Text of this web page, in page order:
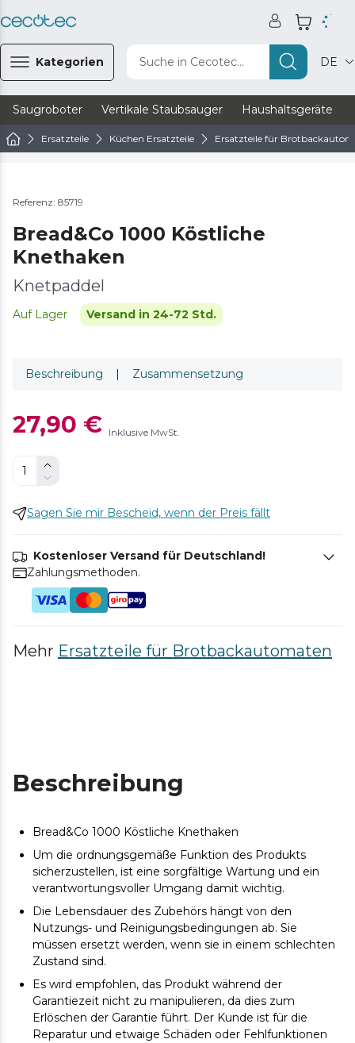
Kategorien Suche in Cecotec... DE
Saugroboter Vertikale Staubsauger Haushaltsgeräte
Ersatzteile Küchen Ersatzteile Ersatzteile für
Referenz: 85719
Bread&Co 1000 Köstliche
Knethaken
Knetpaddel
Auf Lager Versand in 24-72 Std.
Beschreibung | Zusammensetzung
27,90 € Inklusive MwSt.
Sagen Sie mir Bescheid, wenn der Preis fällt
Kostenloser Versand für Deutschland!
Zahlungsmethoden.
Mehr Ersatzteile für Brotbackautomaten
Beschreibung
Bread&Co 1000 Köstliche Knethaken
Um die ordnungsgemäße Funktion des Produkts
sicherzustellen, ist eine sorgfältige Wartung und ein
verantwortungsvoller Umgang damit wichtig.
Die Lebensdauer des Zubehörs hängt von den
Nutzungs- und Reinigungsbedingungen ab. Sie
müssen ersetzt werden, wenn sie in einem schlechten
Zustand sind.
Es wird empfohlen, das Produkt während der
Garantiezeit nicht zu manipulieren, da dies zum
Erlöschen der Garantie führt. Der Kunde ist für die
Reparatur und etwaige Schäden oder Fehlfunktionen